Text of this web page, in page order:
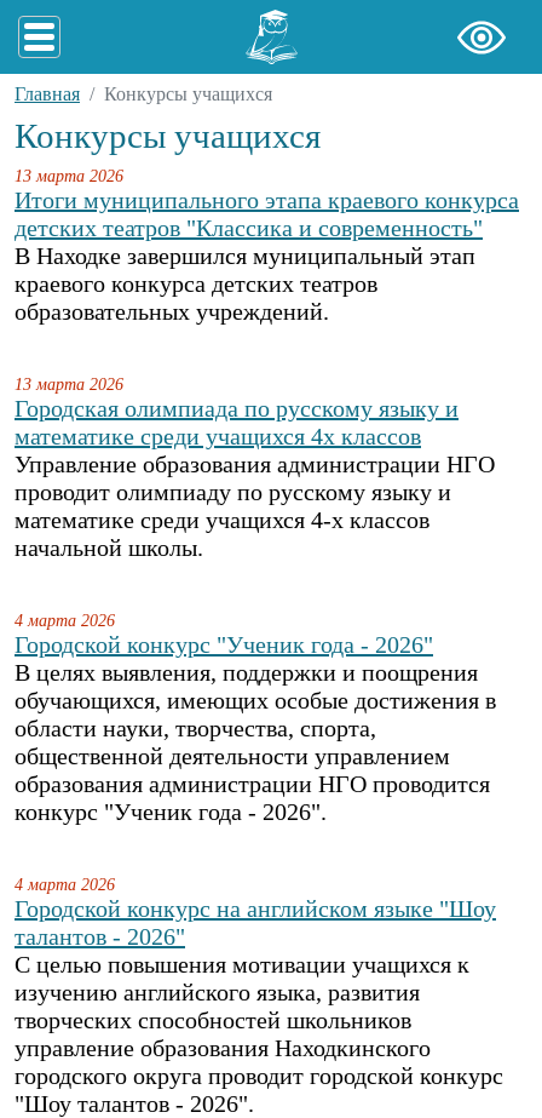
Главная Конкурсы учащихся
Конкурсы учащихся
13 марта 2026
Итоги муниципального этапа краевого конкурса
детских театров "Классика и современность"
В Находке завершился муниципальный этап
краевого конкурса детских театров
образовательных учреждений.
13 марта 2026
Городская олимпиада по русскому языку и
математике среди учащихся 4х классов
Управление образования администрации НГО
проводит олимпиаду по русскому языку и
математике среди учащихся 4-х классов
начальной школы.
4 марта 2026
Городской конкурс "Ученик года - 2026"
В целях выявления, поддержки и поощрения
обучающихся, имеющих особые достижения в
области науки, творчества, спорта,
общественной деятельности управлением
образования администрации НГО проводится
конкурс "Ученик года - 2026".
4 марта 2026
Городской конкурс на английском языке "Шоу
талантов - 2026"
С целью повышения мотивации учащихся к
изучению английского языка, развития
творческих способностей школьников
управление образования Находкинского
городского округа проводит городской конкурс
"Шоу талантов - 2026".